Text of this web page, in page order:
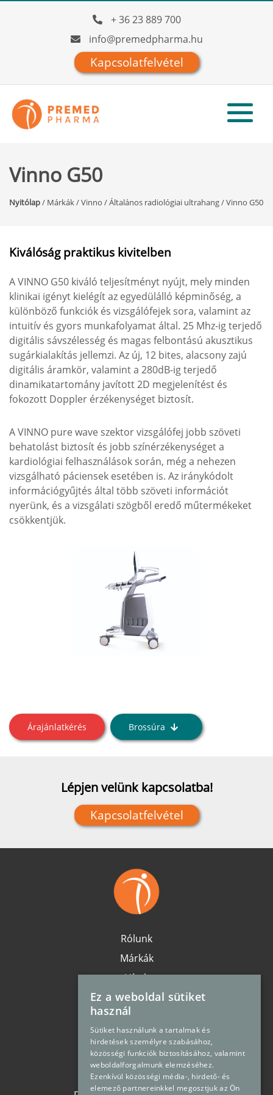
+ 36 23 889 700
info@premedpharma.hu
Kapcsolatfelvétel
Vinno G50
Nyitólap/ Márkák/Vinno /Általános radiológiai ultrahang/Vinno G50
Kiválóság praktikus kivitelben
A VINNO G50 kiváló teljesítményt nyújt, mely minden
klinikai igényt kielégít az egyedülálló képminőség, a
különböző funkciók és vizsgálófejek sora, valamint az
intuitív és gyors munkafolyamat által. 25 Mhz-ig terjedő
digitális sávszélesség és magas felbontású akusztikus
sugárkialakítás jellemzi. Az új, 12 bites, alacsony zajú
digitális áramkör, valamint a 280dB-ig terjedő
dinamikatartomány javított 2D megjelenítést és
fokozott Doppler érzékenységet biztosít.
A VINNO pure wave szektor vizsgálófej jobb szöveti
behatolást biztosít és jobb színérzékenységet a
kardiológiai felhasználások során, még a nehezen
vizsgálható páciensek esetében is. Az iránykódolt
információgyűjtés által több szöveti információt
nyerünk, és a vizsgálati szögből eredő műtermékeket
csökkentjük.
Árajánlatkérés Brossúra
Lépjen velünk kapcsolatba!
Kapcsolatfelvétel
Rólunk
Márkák
Hírek
Karrier
Elérhetőség
Oldaltérkép
Impresszum
Adatvédelem
Ez a weboldal sütiket
használ
Sütiket használunk a tartalmak és
hirdetések személyre szabásához,
közösségi funkciók biztosításához, valamint
weboldalforgalmunk elemzéséhez.
Ezenkívül közösségi média-, hirdető- és
elemező partnereinkkel megosztjuk az Ön